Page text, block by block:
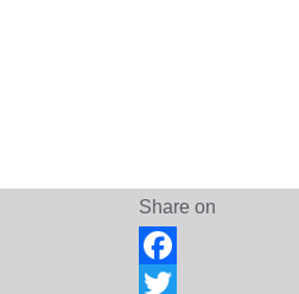
Share on
Facebook